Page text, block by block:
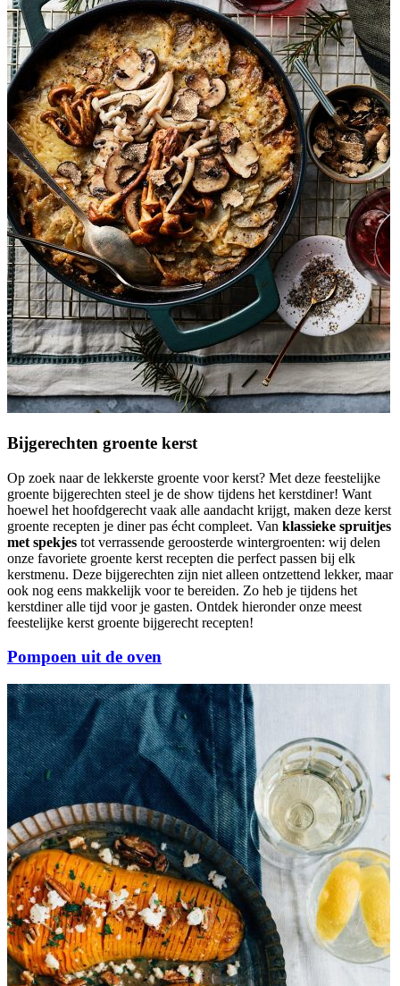
Bijgerechten groente kerst
Op zoek naar de lekkerste groente voor kerst? Met deze feestelijke
groente bijgerechten steel je de show tijdens het kerstdiner! Want
hoewel het hoofdgerecht vaak alle aandacht krijgt, maken deze kerst
groente recepten je diner pas écht compleet. Van klassieke spruitjes
met spekjes tot verrassende geroosterde wintergroenten: wij delen
onze favoriete groente kerst recepten die perfect passen bij elk
kerstmenu. Deze bijgerechten zijn niet alleen ontzettend lekker, maar
ook nog eens makkelijk voor te bereiden. Zo heb je tijdens het
kerstdiner alle tijd voor je gasten. Ontdek hieronder onze meest
feestelijke kerst groente bijgerecht recepten!
Pompoen uit de oven